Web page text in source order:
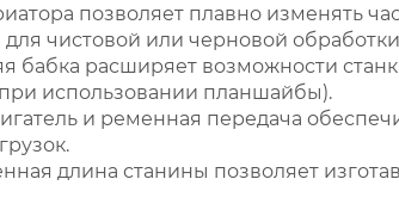
позволяет плавно изменять
чистовой или черновой
бабка расширяет возможности
использовании планшайбы).
и ременная передача
длина станины позволяет